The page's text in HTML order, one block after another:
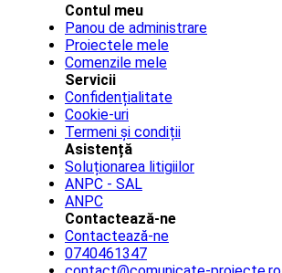
Contul meu
Panou de administrare
Proiectele mele
Comenzile mele
Servicii
Confidențialitate
Cookie-uri
Termeni și condiții
Asistență
Soluționarea litigiilor
ANPC - SAL
ANPC
Contactează-ne
Contactează-ne
0740461347